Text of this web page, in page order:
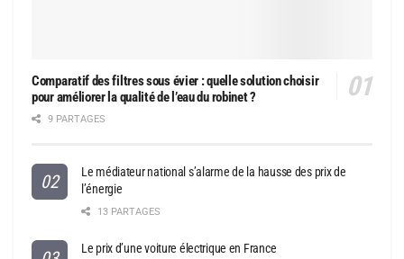
Comparatif des filtres sous évier : quelle solution choisir
pour améliorer la qualité de l’eau du robinet ?
9 PARTAGES
Le médiateur national s’alarme de la hausse des prix de
l’énergie
13 PARTAGES
Le prix d’une voiture électrique en France